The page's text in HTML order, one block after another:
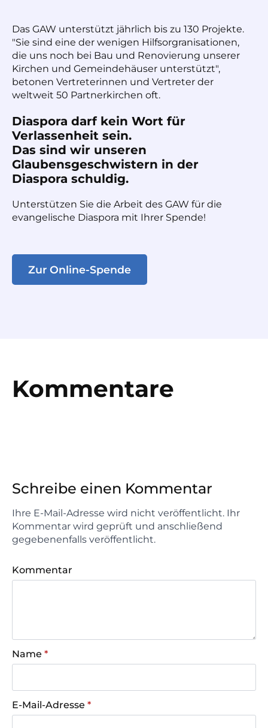
Das GAW unterstützt jährlich bis zu 130 Projekte.
"Sie sind eine der wenigen Hilfsorgranisationen,
die uns noch bei Bau und Renovierung unserer
Kirchen und Gemeindehäuser unterstützt",
betonen Vertreterinnen und Vertreter der
weltweit 50 Partnerkirchen oft.
Diaspora darf kein Wort für
Verlassenheit sein.
Das sind wir unseren
Glaubensgeschwistern in der
Diaspora schuldig.
Unterstützen Sie die Arbeit des GAW für die
evangelische Diaspora mit Ihrer Spende!
Zur Online-Spende
Kommentare
Schreibe einen Kommentar
Ihre E-Mail-Adresse wird nicht veröffentlicht. Ihr
Kommentar wird geprüft und anschließend
gegebenenfalls veröffentlicht.
Kommentar
Name *
E-Mail-Adresse *